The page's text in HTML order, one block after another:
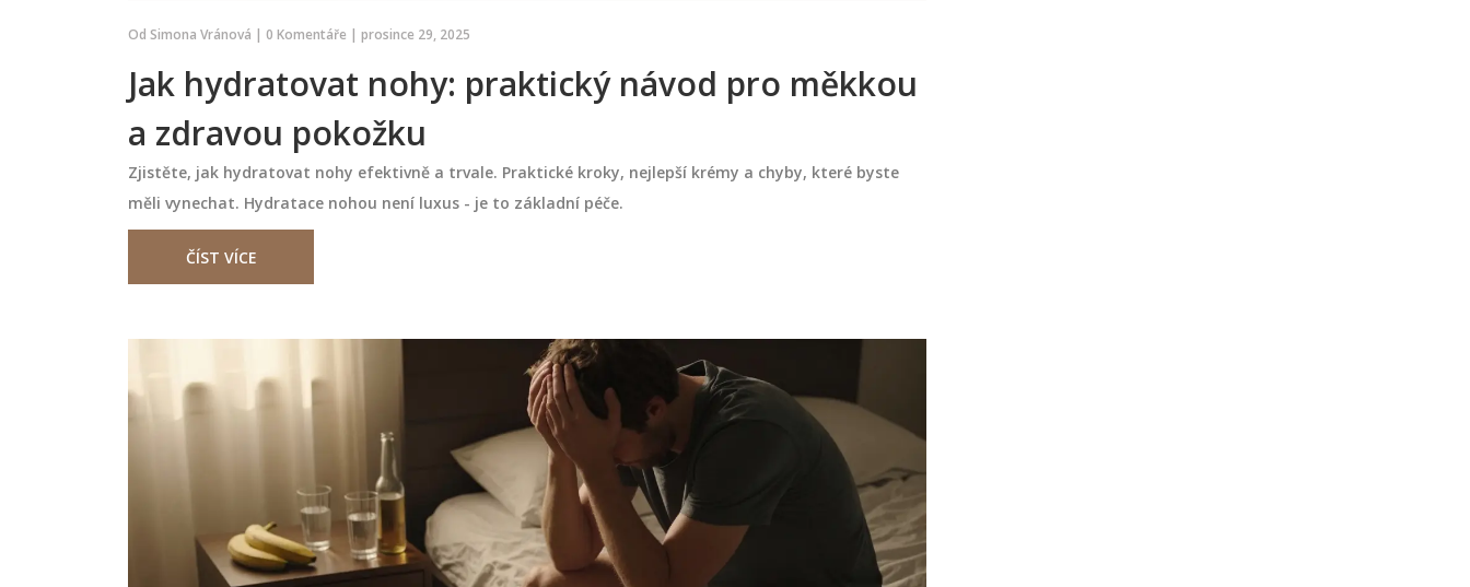
Od Simona Vránová | 0 Komentáře | prosince 29, 2025
Jak hydratovat nohy: praktický návod pro měkkou
a zdravou pokožku
Zjistěte, jak hydratovat nohy efektivně a trvale. Praktické kroky, nejlepší krémy a chyby, které byste
měli vynechat. Hydratace nohou není luxus - je to základní péče.
ČÍST VÍCE